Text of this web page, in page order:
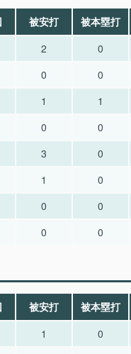
被安打 被本塁打
2 0
0 0
1 1
0 0
3 0
1 0
0 0
0 0
被安打 被本塁打
1 0